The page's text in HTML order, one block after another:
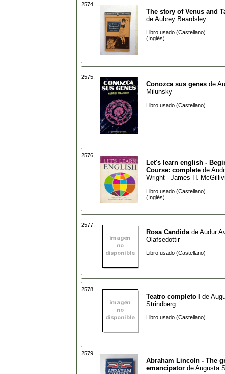
2574.
The story of Venus and
de Aubrey Beardsley
Libro usado (Castellano)
(Inglés)
2575.
Conozca sus genes de
Milunsky
Libro usado (Castellano)
2576.
Let's learn english -
Course: complete de
Wright - James H.
Libro usado (Castellano)
(Inglés)
2577.
Rosa Candida de Audur
Olafsedottir
Libro usado (Castellano)
2578.
Teatro completo I de
Strindberg
Libro usado (Castellano)
2579.
Abraham Lincoln - The
emancipator de Augusta